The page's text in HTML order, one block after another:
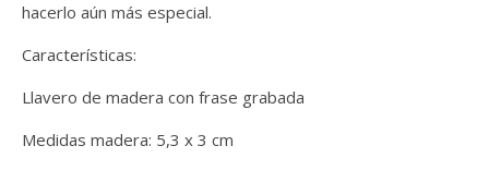
hacerlo aún más especial.
Características:
Llavero de madera con frase grabada
Medidas madera: 5,3 x 3 cm